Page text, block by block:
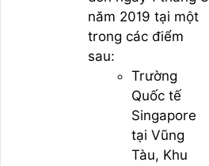
năm 2019 tại một
trong các điểm
sau:
Trường
Quốc tế
Singapore
tại Vũng
Tàu, Khu